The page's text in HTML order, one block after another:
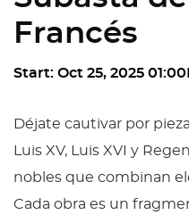
Francés
Start: Oct 25, 2025
Déjate cautivar por
Luis XV, Luis XVI y
nobles que combinan
Cada obra es un